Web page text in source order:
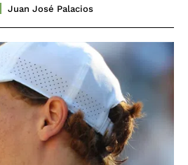
Juan José Palacios